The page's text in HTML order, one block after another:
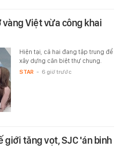
Việt vừa công khai
Hiện tại, cả hai đang tập trung để
xây dựng căn biệt thự chung.
STAR - 6 giờ trước
giới tăng vọt, SJC 'án binh